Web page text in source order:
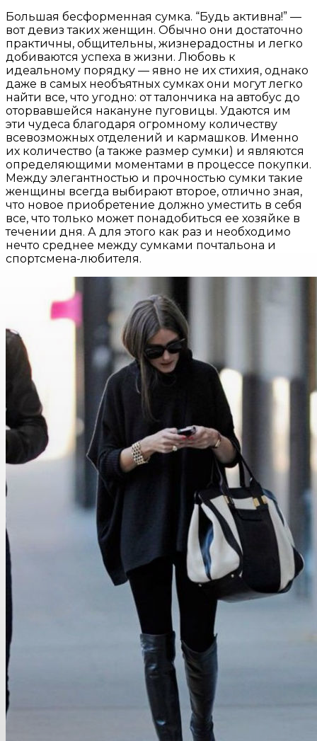
Большая бесформенная сумка. “Будь активна!” —
вот девиз таких женщин. Обычно они достаточно
практичны, общительны, жизнерадостны и легко
добиваются успеха в жизни. Любовь к
идеальному порядку — явно не их стихия, однако
даже в самых необъятных сумках они могут легко
найти все, что угодно: от талончика на автобус до
оторвавшейся накануне пуговицы. Удаются им
эти чудеса благодаря огромному количеству
всевозможных отделений и кармашков. Именно
их количество (а также размер сумки) и являются
определяющими моментами в процессе покупки.
Между элегантностью и прочностью сумки такие
женщины всегда выбирают второе, отлично зная,
что новое приобретение должно уместить в себя
все, что только может понадобиться ее хозяйке в
течении дня. А для этого как раз и необходимо
нечто среднее между сумками почтальона и
спортсмена-любителя.